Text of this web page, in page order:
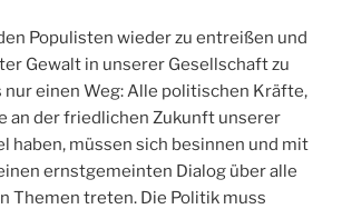
Populisten wieder zu entreißen und
Gewalt in unserer Gesellschaft zu
nur einen Weg: Alle politischen Kräfte,
an der friedlichen Zukunft unserer
haben, müssen sich besinnen und mit
ernstgemeinten Dialog über alle
Themen treten. Die Politik muss